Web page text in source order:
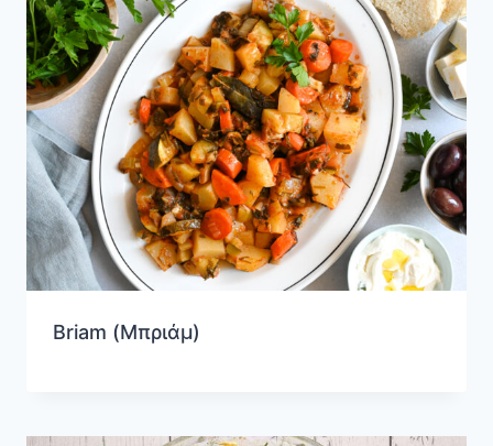
Briam (Μπριάμ)